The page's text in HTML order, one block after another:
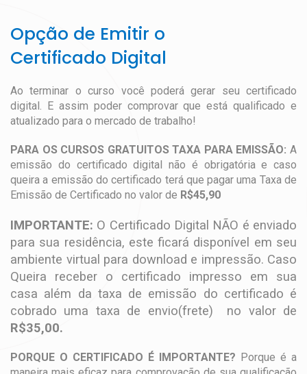
Opção de Emitir o
Certificado Digital
Ao terminar o curso você poderá gerar seu certificado
digital. E assim poder comprovar que está qualificado e
atualizado para o mercado de trabalho!
PARA OS CURSOS GRATUITOS TAXA PARA EMISSÃO: A
emissão do certificado digital não é obrigatória e caso
queira a emissão do certificado terá que pagar uma Taxa de
Emissão de Certificado no valor de R$45,90
IMPORTANTE: O Certificado Digital NÃO é enviado
para sua residência, este ficará disponível em seu
ambiente virtual para download e impressão. Caso
Queira receber o certificado impresso em sua
casa além da taxa de emissão do certificado é
cobrado uma taxa de envio(frete) no valor de
R$35,00.
PORQUE O CERTIFICADO É IMPORTANTE? Porque é a